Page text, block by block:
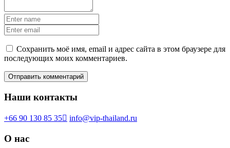
Сохранить моё имя, email и адрес сайта в этом браузере для
последующих моих комментариев.
Наши контакты
+66 90 130 85 35 info@vip-thailand.ru
О нас